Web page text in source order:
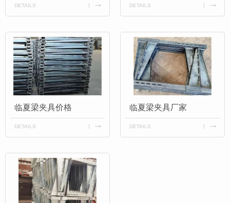
DETAILS DETAILS
临夏梁夹具价格
DETAILS
临夏梁夹具厂家
DETAILS